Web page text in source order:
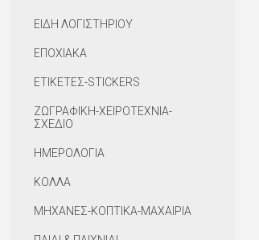
ΕΙΔΗ ΛΟΓΙΣΤΗΡΙΟΥ
ΕΠΟΧΙΑΚΑ
ΕΤΙΚΕΤΕΣ-STICKERS
ΖΩΓΡΑΦΙΚΗ-ΧΕΙΡΟΤΕΧΝΙΑ-
ΣΧΕΔΙΟ
ΗΜΕΡΟΛΟΓΙΑ
ΚΟΛΛΑ
ΜΗΧΑΝΕΣ-ΚΟΠΤΙΚΑ-ΜΑΧΑΙΡΙΑ